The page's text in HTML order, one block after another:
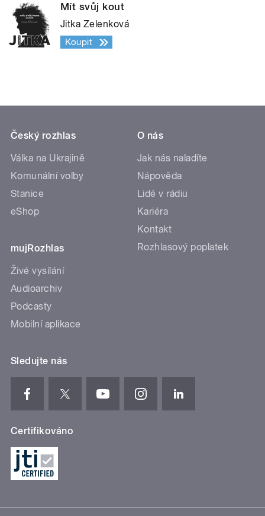
Mít svůj kout
Jitka Zelenková
Koupit
Český rozhlas
Válka na Ukrajině
Komunální volby
Stanice
eShop
mujRozhlas
Živé vysílání
Audioarchiv
Podcasty
Mobilní aplikace
O nás
Jak nás naladíte
Nápověda
Lidé v rádiu
Kariéra
Kontakt
Rozhlasový poplatek
Sledujte nás
Certifikováno